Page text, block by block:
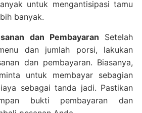
untuk mengantisipasi tamu
banyak.
dan Pembayaran Setelah
dan jumlah porsi, lakukan
dan pembayaran. Biasanya,
untuk membayar sebagian
sebagai tanda jadi. Pastikan
bukti pembayaran dan